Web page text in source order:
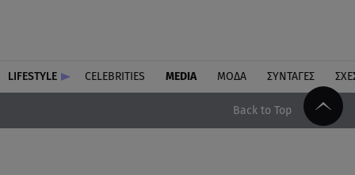
LIFESTYLE CELEBRITIES MEDIA ΜΟΔΑ ΣΥΝΤΑΓΕΣ
Back to Top